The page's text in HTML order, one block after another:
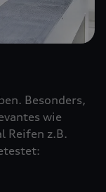
Besonders,
wie
Reifen z.B.